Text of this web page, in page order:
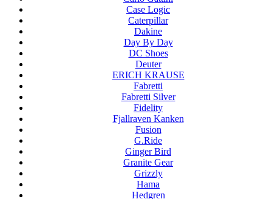
Case Logic
Caterpillar
Dakine
Day By Day
DC Shoes
Deuter
ERICH KRAUSE
Fabretti
Fabretti Silver
Fidelity
Fjallraven Kanken
Fusion
G.Ride
Ginger Bird
Granite Gear
Grizzly
Hama
Hedgren